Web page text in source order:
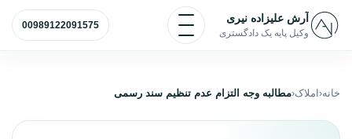
پرش به محتوا
آرش علیزاده نیری
وکیل پایه یک دادگستری
باز و بسته کردن منو
00989122091575
خانه املاک مطالبه وجه التزام عدم تنظیم سند رسمی